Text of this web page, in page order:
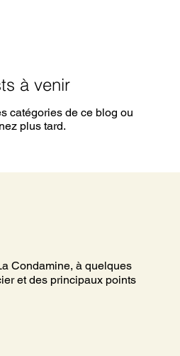
à venir
catégories de ce blog ou
plus tard.
Condamine, à quelques
et des principaux points